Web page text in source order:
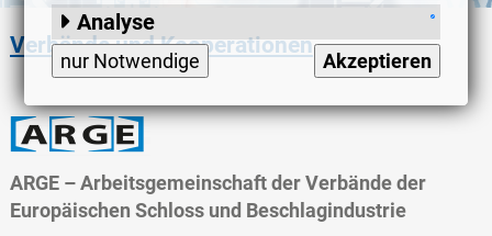
Verbände und Kooperationen
ARGE –Arbeitsgemeinschaft der Verbände der
Europäischen Schloss und Beschlagindustrie
Session-Cookies
Analyse
Matomo:speichert anonymisiert
Informationen wie zum Beispiel
vielbesuchte Seiten, allgemeines
und regionales Interesse.
Akzeptieren
nur Notwendige